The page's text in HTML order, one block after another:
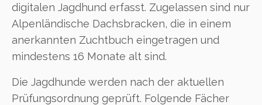
digitalen Jagdhund erfasst. Zugelassen sind nur
Alpenländische Dachsbracken, die in einem
anerkannten Zuchtbuch eingetragen und
mindestens 16 Monate alt sind.
Die Jagdhunde werden nach der aktuellen
Prüfungsordnung geprüft. Folgende Fächer